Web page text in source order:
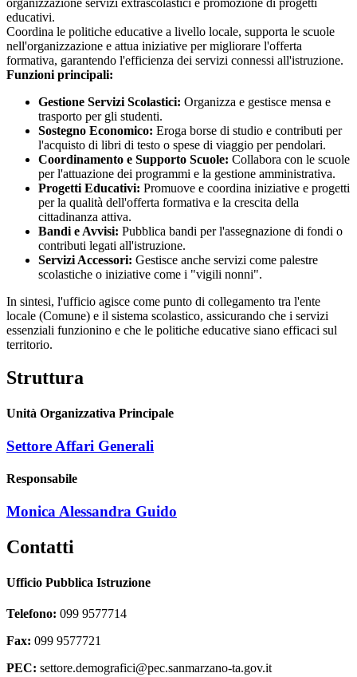
educativi.
Coordina le politiche educative a livello locale, supporta le scuole
nell'organizzazione e attua iniziative per migliorare l'offerta
formativa, garantendo l'efficienza dei servizi connessi all'istruzione.
Funzioni principali:
Gestione Servizi Scolastici: Organizza e gestisce mensa e
trasporto per gli studenti.
Sostegno Economico: Eroga borse di studio e contributi per
l'acquisto di libri di testo o spese di viaggio per pendolari.
Coordinamento e Supporto Scuole: Collabora con le scuole
per l'attuazione dei programmi e la gestione amministrativa.
Progetti Educativi: Promuove e coordina iniziative e progetti
per la qualità dell'offerta formativa e la crescita della
cittadinanza attiva.
Bandi e Avvisi: Pubblica bandi per l'assegnazione di fondi o
contributi legati all'istruzione.
Servizi Accessori: Gestisce anche servizi come palestre
scolastiche o iniziative come i "vigili nonni".
In sintesi, l'ufficio agisce come punto di collegamento tra l'ente
locale (Comune) e il sistema scolastico, assicurando che i servizi
essenziali funzionino e che le politiche educative siano efficaci sul
territorio.
Struttura
Unità Organizzativa Principale
Settore Affari Generali
Responsabile
Monica Alessandra Guido
Contatti
Ufficio Pubblica Istruzione
Telefono: 099 9577714
Fax: 099 9577721
PEC: settore.demografici@pec.sanmarzano-ta.gov.it